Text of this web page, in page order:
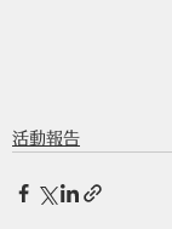
活動報告